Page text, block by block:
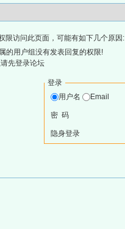
限访问此页面，可能有如下几个原因:
的用户组没有发表回复的权限!
先登录论坛
登录
用户名
Email
密 码
隐身登录